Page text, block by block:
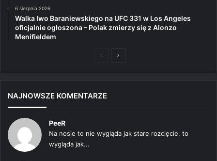
6 sierpnia 2026
Walka Iwo Baraniewskiego na UFC 331 w Los Angeles
oficjalnie ogłoszona – Polak zmierzy się z Alonzo
Menifieldem
PoprzedniaNastępna
NAJNOWSZE KOMENTARZE
PeeR
Na nosie to nie wygląda jak stare rozcięcie, to
wygląda jak...